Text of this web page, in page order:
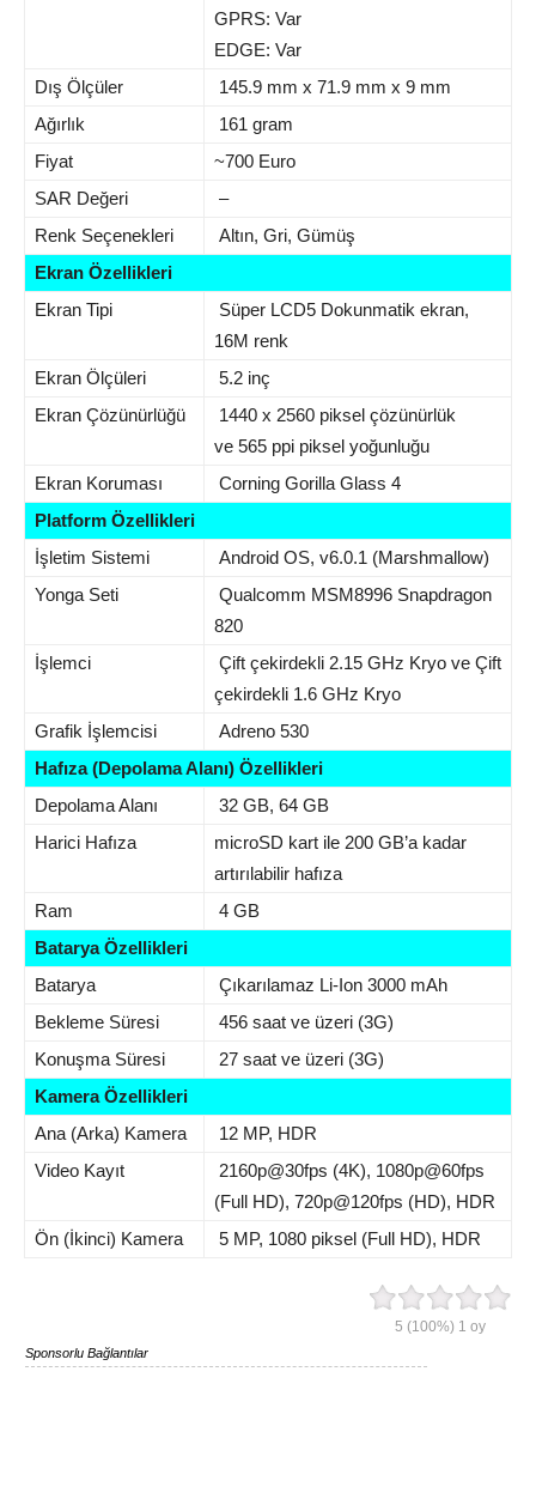
GPRS: Var
EDGE: Var
Dış Ölçüler
145.9 mm x 71.9 mm x 9 mm
Ağırlık
161 gram
Fiyat
~700 Euro
SAR Değeri
–
Renk Seçenekleri
Altın, Gri, Gümüş
Ekran Özellikleri
Ekran Tipi
Süper LCD5 Dokunmatik ekran,
16M renk
Ekran Ölçüleri
5.2 inç
Ekran Çözünürlüğü
1440 x 2560 piksel çözünürlük
ve 565 ppi piksel yoğunluğu
Ekran Koruması
Corning Gorilla Glass 4
Platform Özellikleri
İşletim Sistemi
Android OS, v6.0.1 (Marshmallow)
Yonga Seti
Qualcomm MSM8996 Snapdragon
820
İşlemci
Çift çekirdekli 2.15 GHz Kryo ve Çift
çekirdekli 1.6 GHz Kryo
Grafik İşlemcisi
Adreno 530
Hafıza (Depolama Alanı) Özellikleri
Depolama Alanı
32 GB, 64 GB
Harici Hafıza
microSD kart ile 200 GB’a kadar
artırılabilir hafıza
Ram
4 GB
Batarya Özellikleri
Batarya
Çıkarılamaz Li-Ion 3000 mAh
Bekleme Süresi
456 saat ve üzeri (3G)
Konuşma Süresi
27 saat ve üzeri (3G)
Kamera Özellikleri
Ana (Arka) Kamera
12 MP, HDR
Video Kayıt
2160p@30fps (4K), 1080p@60fps
(Full HD), 720p@120fps (HD), HDR
Ön (İkinci) Kamera
5 MP, 1080 piksel (Full HD), HDR
5 (100%) 1 oy
Sponsorlu Bağlantılar